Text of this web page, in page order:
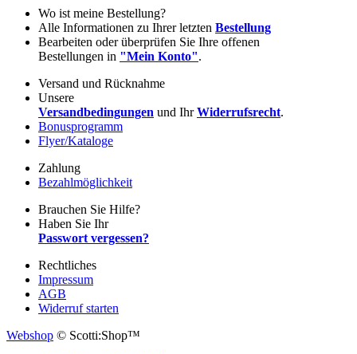
Wo ist meine Bestellung?
Alle Informationen zu Ihrer letzten Bestellung
Bearbeiten oder überprüfen Sie Ihre offenen
Bestellungen in "Mein Konto".
Versand und Rücknahme
Unsere
Versandbedingungen und IhrWiderrufsrecht.
Bonusprogramm
Flyer/Kataloge
Zahlung
Bezahlmöglichkeit
Brauchen Sie Hilfe?
Haben Sie Ihr
Passwort vergessen?
Rechtliches
Impressum
AGB
Widerruf starten
Webshop © Scotti:Shop™